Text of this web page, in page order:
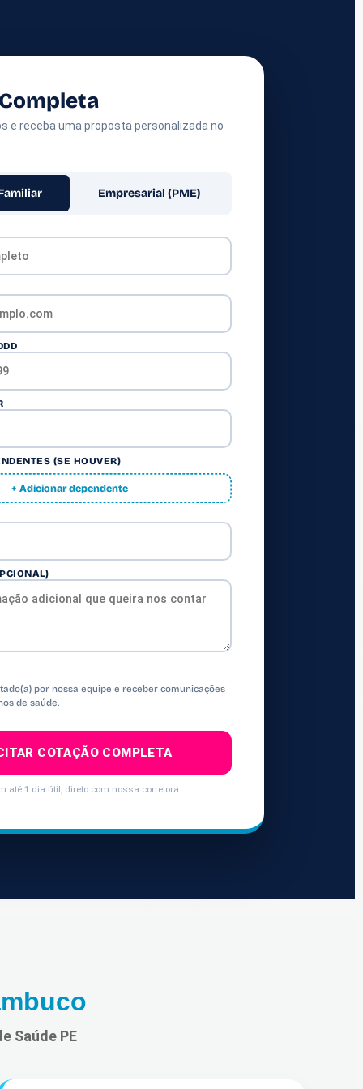
e receba uma proposta personalizada no
Empresarial (PME)
(SE HOUVER)
+ Adicionar dependente
por nossa equipe e receber comunicações
de saúde.
COTAÇÃO COMPLETA
até 1 dia útil, direto com nossa corretora.
Saúde PE